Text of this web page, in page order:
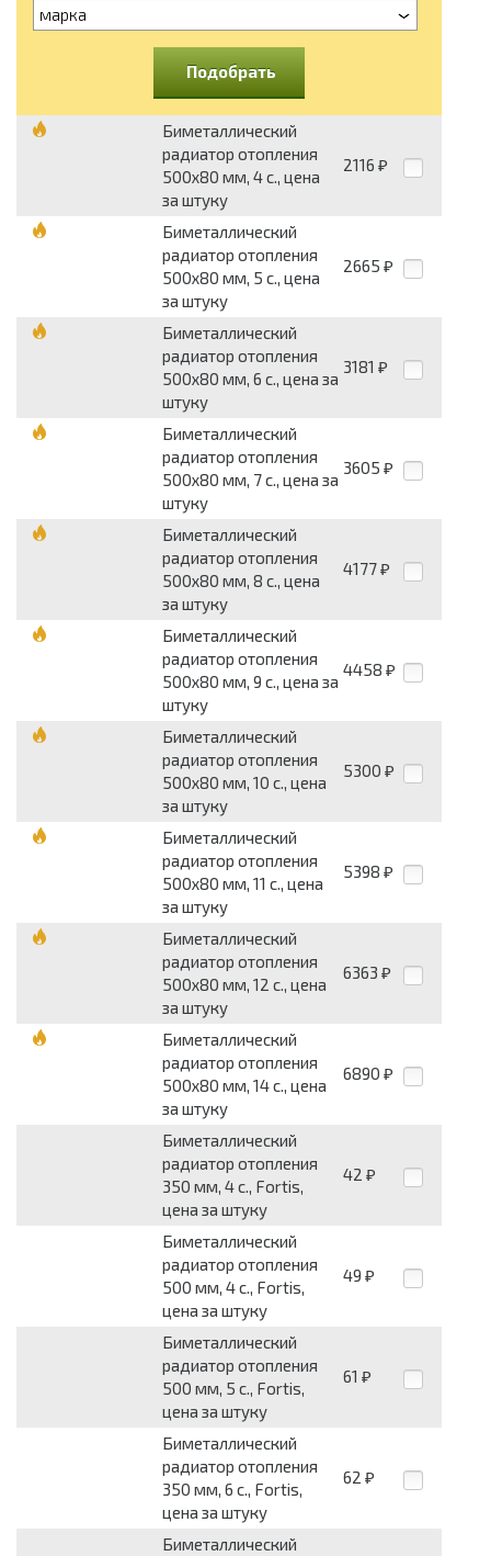
марка
Подобрать
Биметаллический
радиатор отопления
500х80 мм, 4 с., цена
за штуку
2116 ₽
Биметаллический
радиатор отопления
500х80 мм, 5 с., цена
за штуку
2665 ₽
Биметаллический
радиатор отопления
500х80 мм, 6 с., цена за
штуку
3181 ₽
Биметаллический
радиатор отопления
500х80 мм, 7 с., цена за
штуку
3605 ₽
Биметаллический
радиатор отопления
500х80 мм, 8 с., цена
за штуку
4177 ₽
Биметаллический
радиатор отопления
500х80 мм, 9 с., цена за
штуку
4458 ₽
Биметаллический
радиатор отопления
500х80 мм, 10 с., цена
за штуку
5300 ₽
Биметаллический
радиатор отопления
500х80 мм, 11 с., цена
за штуку
5398 ₽
Биметаллический
радиатор отопления
500х80 мм, 12 с., цена
за штуку
6363 ₽
Биметаллический
радиатор отопления
500х80 мм, 14 с., цена
за штуку
6890 ₽
Биметаллический
радиатор отопления
350 мм, 4 с., Fortis,
цена за штуку
42 ₽
Биметаллический
радиатор отопления
500 мм, 4 с., Fortis,
цена за штуку
49 ₽
Биметаллический
радиатор отопления
500 мм, 5 с., Fortis,
цена за штуку
61 ₽
Биметаллический
радиатор отопления
350 мм, 6 с., Fortis,
цена за штуку
62 ₽
Биметаллический